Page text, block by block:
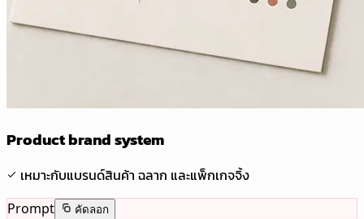
Product brand system
เหมาะกับแบรนด์สินค้า ฉลาก และแพ็กเกจจิ้ง
Prompt
คัดลอก